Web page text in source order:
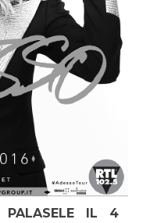
PALASELE IL 4